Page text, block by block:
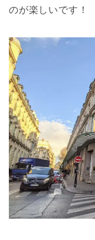
のが楽しいです！